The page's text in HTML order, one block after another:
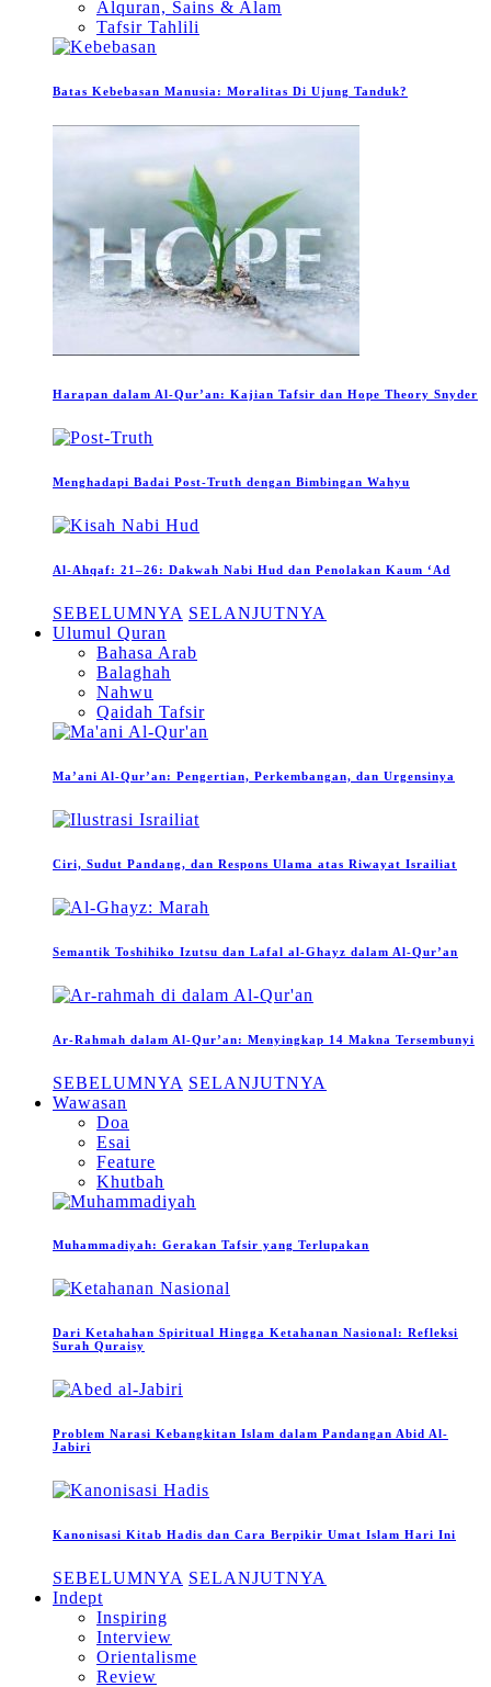
Alquran, Sains & Alam
Tafsir Tahlili
Batas Kebebasan Manusia: Moralitas Di Ujung Tanduk?
Harapan dalam Al-Qur’an: Kajian Tafsir dan Hope Theory Snyder
Menghadapi Badai Post-Truth dengan Bimbingan Wahyu
Al-Ahqaf: 21–26: Dakwah Nabi Hud dan Penolakan Kaum ‘Ad
SEBELUMNYA SELANJUTNYA
Ulumul Quran
Bahasa Arab
Balaghah
Nahwu
Qaidah Tafsir
Ma’ani Al-Qur’an: Pengertian, Perkembangan, dan Urgensinya
Ciri, Sudut Pandang, dan Respons Ulama atas Riwayat Israiliat
Semantik Toshihiko Izutsu dan Lafal al-Ghayz dalam Al-Qur’an
Ar-Rahmah dalam Al-Qur’an: Menyingkap 14 Makna Tersembunyi
SEBELUMNYA SELANJUTNYA
Wawasan
Doa
Esai
Feature
Khutbah
Muhammadiyah: Gerakan Tafsir yang Terlupakan
Dari Ketahahan Spiritual Hingga Ketahanan Nasional: Refleksi
Surah Quraisy
Problem Narasi Kebangkitan Islam dalam Pandangan Abid Al-
Jabiri
Kanonisasi Kitab Hadis dan Cara Berpikir Umat Islam Hari Ini
SEBELUMNYA SELANJUTNYA
Indept
Inspiring
Interview
Orientalisme
Review